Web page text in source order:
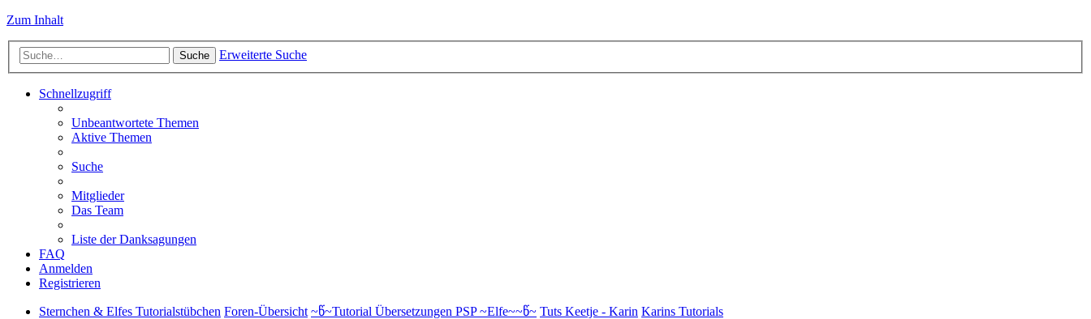
Zum Inhalt
Suche Erweiterte Suche
Schnellzugriff
Unbeantwortete Themen
Aktive Themen
Suche
Mitglieder
Das Team
Liste der Danksagungen
FAQ
Anmelden
Registrieren
Sternchen & Elfes Tutorialstübchen Foren-Übersicht ~წ~Tutorial Übersetzungen PSP ~Elfe~~წ~ Tuts Keetje - Karin Karins Tutorials